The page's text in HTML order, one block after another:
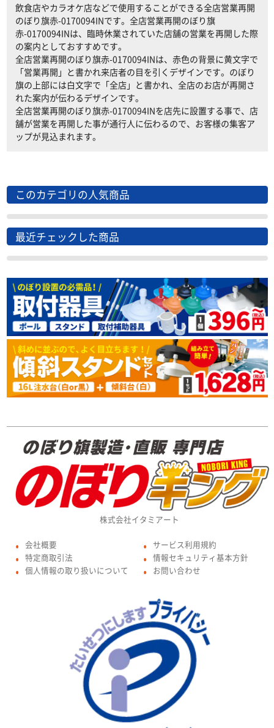
飲食店やカラオケ店などで使用することができる全店営業再開
のぼり旗赤-0170094INです。全店営業再開のぼり旗
赤-0170094INは、臨時休業されていた店舗の営業を再開した際
の案内としておすすめです。
全店営業再開のぼり旗赤-0170094INは、赤色の背景に黄文字で
「営業再開」と書かれ来店者の目を引くデザインです。のぼり
旗の上部には白文字で「全店」と書かれ、全店のお店が再開さ
れた案内が伝わるデザインです。
全店営業再開のぼり旗赤-0170094INを店先に設置する事で、店
舗が営業を再開した事が通行人に伝わるので、お客様の集客ア
ップが見込まれます。
このカテゴリの人気商品
最近チェックした商品
株式会社イタミアート
● 会社概要
● 特定商取引法
● 個人情報の取り扱いについて
● サービス利用規約
● 情報セキュリティ基本方針
● お問い合わせ